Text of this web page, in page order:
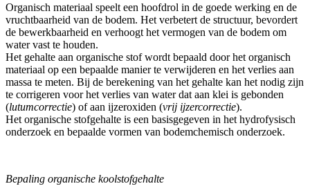
Organisch materiaal speelt een hoofdrol in de goede werking en de
vruchtbaarheid van de bodem. Het verbetert de structuur, bevordert
de bewerkbaarheid en verhoogt het vermogen van de bodem om
water vast te houden.
Het gehalte aan organische stof wordt bepaald door het organisch
materiaal op een bepaalde manier te verwijderen en het verlies aan
massa te meten. Bij de berekening van het gehalte kan het nodig zijn
te corrigeren voor het verlies van water dat aan klei is gebonden
(lutumcorrectie) of aan ijzeroxiden (vrij ijzercorrectie).
Het organische stofgehalte is een basisgegeven in het hydrofysisch
onderzoek en bepaalde vormen van bodemchemisch onderzoek.
Bepaling organische koolstofgehalte